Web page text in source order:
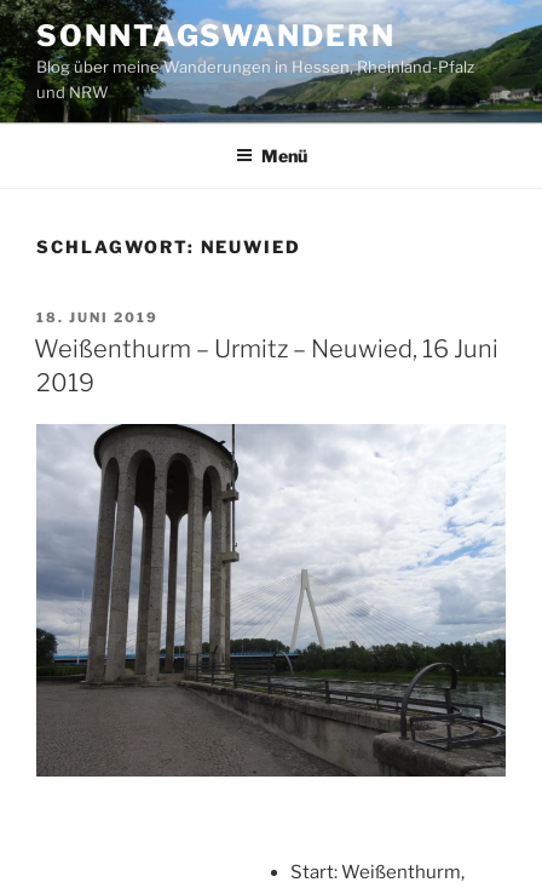
Zum
Inhalt
springen
SONNTAGSWANDERN
Blog über meine Wanderungen in Hessen, Rheinland-Pfalz
und NRW
Menü
SCHLAGWORT: NEUWIED
VERÖFFENTLICHT
AM
18. JUNI 2019
Weißenthurm – Urmitz – Neuwied, 16 Juni
2019
Start: Weißenthurm,